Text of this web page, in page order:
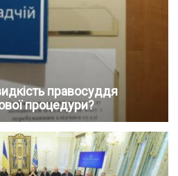
правосуддя
процедури?